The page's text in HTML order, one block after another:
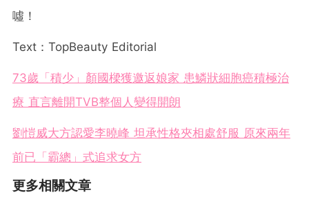
噓！
Text：TopBeauty Editorial
73歲「積少」顏國樑獲邀返娘家 患鱗狀細胞癌積極治
療 直言離開TVB整個人變得開朗
劉愷威大方認愛李曉峰 坦承性格夾相處舒服 原來兩年
前已「霸總」式追求女方
更多相關文章